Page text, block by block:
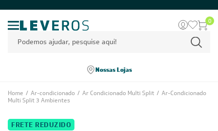
0
Nossas Lojas
Home / Ar-condicionado / Ar Condicionado Multi Split / Ar-Condicionado
Multi Split 3 Ambientes
FRETE REDUZIDO